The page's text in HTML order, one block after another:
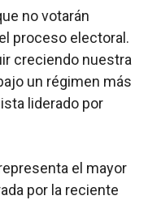
no votarán
proceso electoral.
creciendo nuestra
un régimen más
liderado por
el mayor
por la reciente